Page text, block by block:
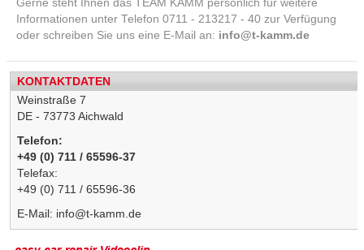
Gerne steht Ihnen das TEAM KAMM persönlich für weitere
Informationen unter Telefon 0711 - 213217 - 40 zur Verfügung
oder schreiben Sie uns eine E-Mail an: info@t-kamm.de
KONTAKTDATEN
Weinstraße 7
DE - 73773 Aichwald
Telefon:
+49 (0) 711 / 65596-37
Telefax:
+49 (0) 711 / 65596-36
E-Mail: info@t-kamm.de